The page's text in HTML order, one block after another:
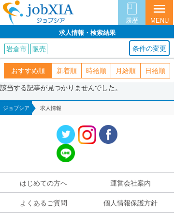
履歴
menu
MENU
求人情報・検索結果
条件の変更
岩倉市 販売
おすすめ順 新着順 時給順 月給順 日給順
該当する記事が見つかりませんでした。
ジョブシア 求人情報
はじめての方へ 運営会社案内
よくあるご質問 個人情報保護方針